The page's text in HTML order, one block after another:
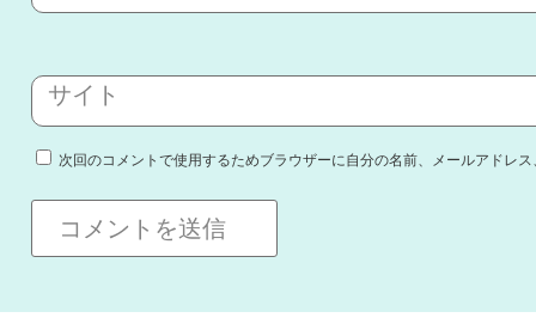
サイト
次回のコメントで使用するためブラウザーに自分の名前、メールアドレ